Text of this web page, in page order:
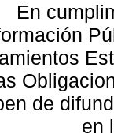
En
de
en